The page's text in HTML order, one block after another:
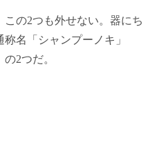
の2つも外せない。器にち
名「シャンプーノキ」
2つだ。